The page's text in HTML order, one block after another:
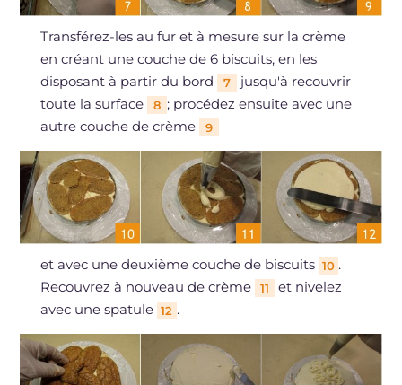
Transférez-les au fur et à mesure sur la crème
en créant une couche de 6 biscuits, en les
disposant à partir du bord
7
jusqu'à recouvrir
toute la surface
8 ; procédez ensuite avec une
autre couche de crème
9
et avec une deuxième couche de biscuits 10 .
Recouvrez à nouveau de crème
11
et nivelez
avec une spatule 12 .